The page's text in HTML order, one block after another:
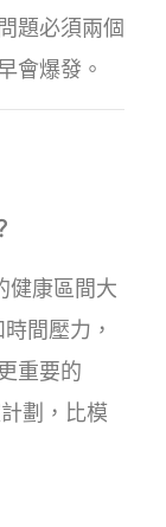
題必須兩個
會爆發。
健康區間大
間壓力，
重要的
劃，比模